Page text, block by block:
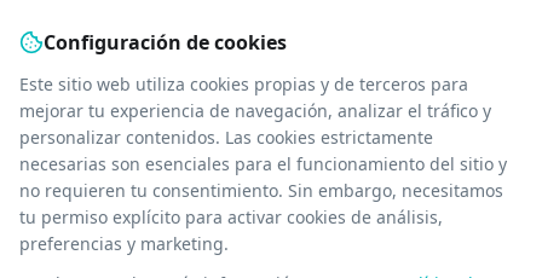
Configuración de cookies
Este sitio web utiliza cookies propias y de terceros para
mejorar tu experiencia de navegación, analizar el tráfico y
personalizar contenidos. Las cookies estrictamente
necesarias son esenciales para el funcionamiento del sitio y
no requieren tu consentimiento. Sin embargo, necesitamos
tu permiso explícito para activar cookies de análisis,
preferencias y marketing.
Consultas
Soporte
Quiénes somos
Contacto
Declaración de accesibilidad